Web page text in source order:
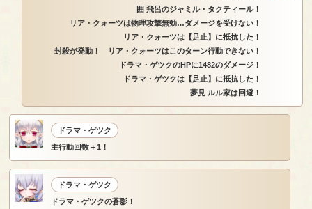
囲 飛呂のジャミル・タクティール！
リア・クォーツは物理攻撃無効…ダメージを受けない！
リア・クォーツは【足止】に抵抗した！
封殺が発動！ リア・クォーツはこのターン行動できない！
ドラマ・ゲツクのHPに1482のダメージ！
ドラマ・ゲツクは【足止】に抵抗した！
夢見 ルル家は回避！
ドラマ・ゲツク
主行動回数＋1！
ドラマ・ゲツク
ドラマ・ゲツクの蒼影！